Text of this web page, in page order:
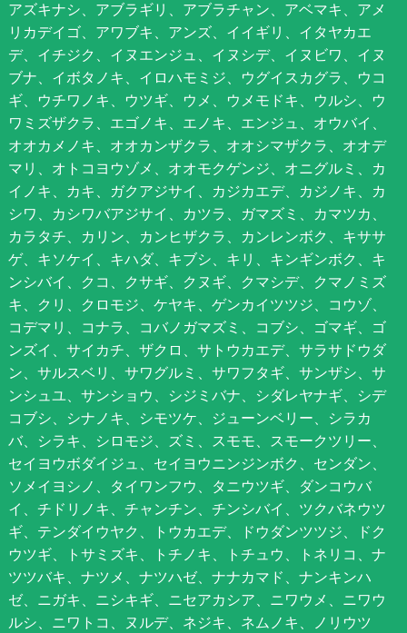
アズキナシ、アブラギリ、アブラチャン、アベマキ、アメ
リカデイゴ、アワブキ、アンズ、イイギリ、イタヤカエ
デ、イチジク、イヌエンジュ、イヌシデ、イヌビワ、イヌ
ブナ、イボタノキ、イロハモミジ、ウグイスカグラ、ウコ
ギ、ウチワノキ、ウツギ、ウメ、ウメモドキ、ウルシ、ウ
ワミズザクラ、エゴノキ、エノキ、エンジュ、オウバイ、
オオカメノキ、オオカンザクラ、オオシマザクラ、オオデ
マリ、オトコヨウゾメ、オオモクゲンジ、オニグルミ、カ
イノキ、カキ、ガクアジサイ、カジカエデ、カジノキ、カ
シワ、カシワバアジサイ、カツラ、ガマズミ、カマツカ、
カラタチ、カリン、カンヒザクラ、カンレンボク、キササ
ゲ、キソケイ、キハダ、キブシ、キリ、キンギンボク、キ
ンシバイ、クコ、クサギ、クヌギ、クマシデ、クマノミズ
キ、クリ、クロモジ、ケヤキ、ゲンカイツツジ、コウゾ、
コデマリ、コナラ、コバノガマズミ、コブシ、ゴマギ、ゴ
ンズイ、サイカチ、ザクロ、サトウカエデ、サラサドウダ
ン、サルスベリ、サワグルミ、サワフタギ、サンザシ、サ
ンシュユ、サンショウ、シジミバナ、シダレヤナギ、シデ
コブシ、シナノキ、シモツケ、ジューンベリー、シラカ
バ、シラキ、シロモジ、ズミ、スモモ、スモークツリー、
セイヨウボダイジュ、セイヨウニンジンボク、センダン、
ソメイヨシノ、タイワンフウ、タニウツギ、ダンコウバ
イ、チドリノキ、チャンチン、チンシバイ、ツクバネウツ
ギ、テンダイウヤク、トウカエデ、ドウダンツツジ、ドク
ウツギ、トサミズキ、トチノキ、トチュウ、トネリコ、ナ
ツツバキ、ナツメ、ナツハゼ、ナナカマド、ナンキンハ
ゼ、ニガキ、ニシキギ、ニセアカシア、ニワウメ、ニワウ
ルシ、ニワトコ、ヌルデ、ネジキ、ネムノキ、ノリウツ